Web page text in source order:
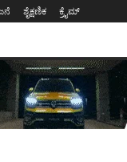
ಶೈಕ್ಷಣಿಕ ಕ್ರೈಮ್